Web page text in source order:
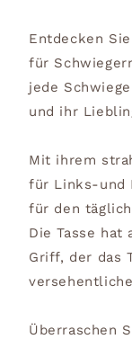
Entdecken
für
jede
und ihr
Mit ihrem
für Links-und
für den
Die Tasse hat
Griff, der das
Überraschen